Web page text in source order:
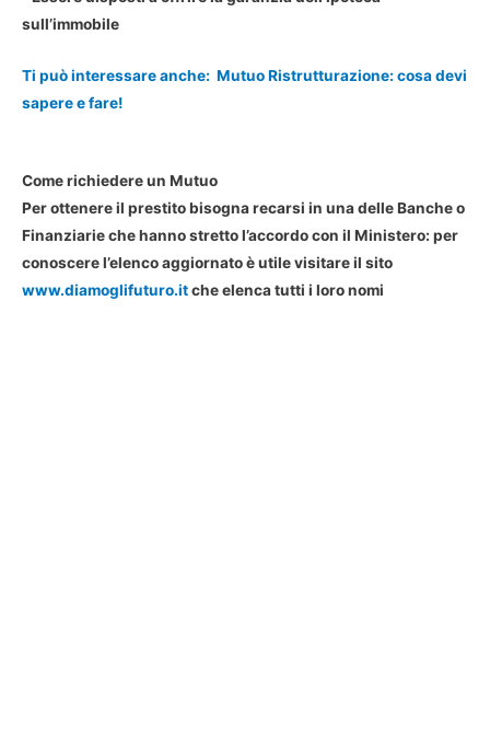
sull’immobile
Ti può interessare anche: Mutuo Ristrutturazione: cosa devi
sapere e fare!
Come richiedere un Mutuo
Per ottenere il prestito bisogna recarsi in una delle Banche o
Finanziarie che hanno stretto l’accordo con il Ministero: per
conoscere l’elenco aggiornato è utile visitare il sito
www.diamoglifuturo.itche elenca tutti i loro nomi